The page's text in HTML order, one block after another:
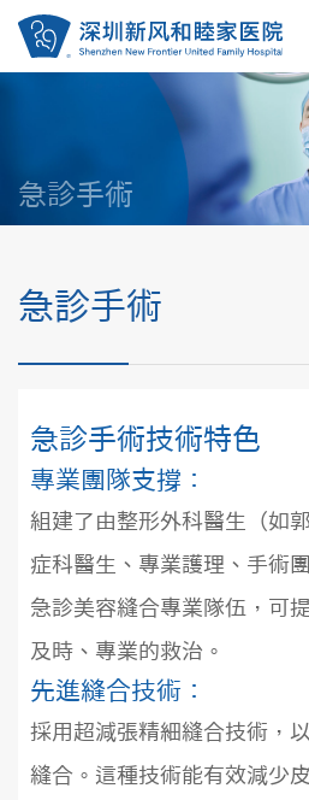
急診手術
急診手術
急診手術技術特色
專業團隊支撐：
組建了由整形外科醫生（如
症科醫生、專業護理、手術
急診美容縫合專業隊伍，可
及時、專業的救治。
先進縫合技術：
採用超減張精細縫合技術，
縫合。這種技術能有效減少